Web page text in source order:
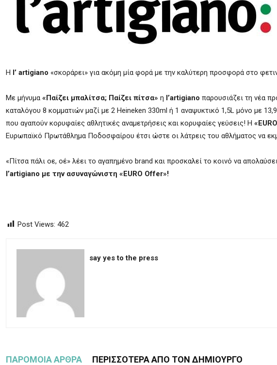
Η l’ artigiano «σκοράρει» για ακόμη μία φορά με την καλύτερη προσφορά στο
Με μήνυμα «Παίζει μπαλίτσα; Παίζει πίτσα» η l’artigiano παρουσιάζει τη νέα
καταλόγου 8 κομματιών μαζί με 2 Heineken 330ml ή 1 αναψυκτικό 1,5L μόνο με
που αγαπούν κορυφαίες αθλητικές αναμετρήσεις και κορυφαίες γεύσεις! Η «EURO
Ευρωπαϊκό Πρωτάθλημα Ποδοσφαίρου έτσι ώστε οι λάτρεις του αθλήματος να
«Πίτσα πάλι οε, οέ» λέει το αγαπημένο brand και προσκαλεί το κοινό να
l’artigiano με την ασυναγώνιστη «EURO Offer»!
Post Views: 462
say yes to the press
ΠΑΡΟΜΟΙΑ ΑΡΘΡΑ ΠΕΡΙΣΣΟΤΕΡΑ ΑΠΟ ΤΟΝ ΔΗΜΙΟΥΡΓΟ